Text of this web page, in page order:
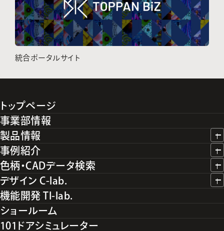
統合ポータルサイト
トップページ
事業部情報
製品情報
事例紹介
色柄・CADデータ検索
デザイン C-lab.
機能開発 TI-lab.
ショールーム
101ドアシミュレーター